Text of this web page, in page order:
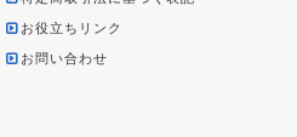
お役立ちリンク
お問い合わせ